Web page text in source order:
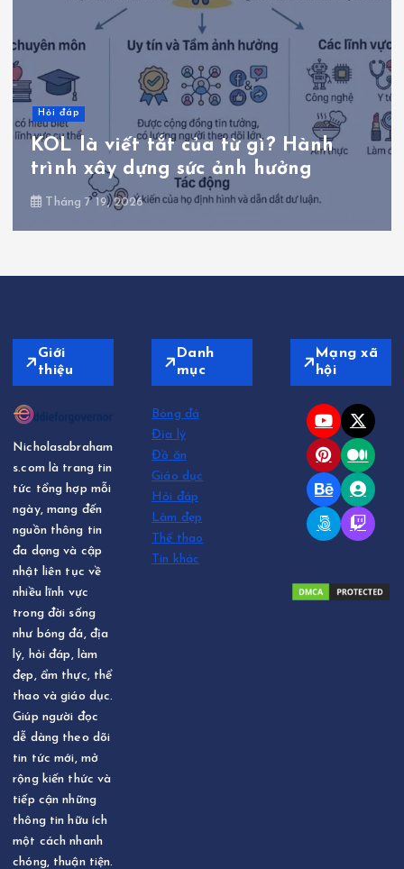
Hỏi đáp
KOL là viết tắt của từ gì? Hành
trình xây dựng sức ảnh hưởng
Tháng 7 19, 2026
Giới
thiệu
Nicholasabraham
s.com là trang tin
tức tổng hợp mỗi
ngày, mang đến
nguồn thông tin
đa dạng và cập
nhật liên tục về
nhiều lĩnh vực
trong đời sống
như bóng đá, địa
lý, hỏi đáp, làm
đẹp, ẩm thực, thể
thao và giáo dục.
Giúp người đọc
dễ dàng theo dõi
tin tức mới, mở
rộng kiến thức và
tiếp cận những
thông tin hữu ích
một cách nhanh
chóng, thuận tiện.
Danh
mục
Bóng đá
Địa lý
Đồ ăn
Giáo dục
Hỏi đáp
Làm đẹp
Thể thao
Tin khác
Mạng xã
hội